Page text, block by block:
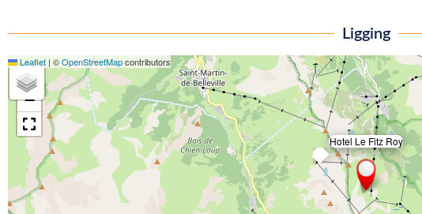
Ligging
Hotel Le Fitz Roy
×
+
−
Leaflet | ©OpenStreetMapcontributors